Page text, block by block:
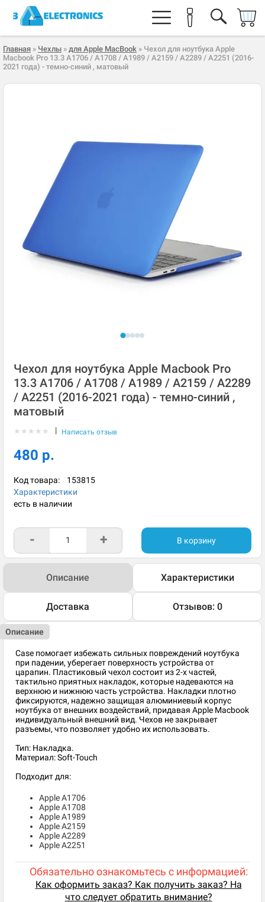
Главная » Чехлы » для Apple MacBook » Чехол для ноутбука Apple
Macbook Pro 13.3 A1706 / A1708 / A1989 / A2159 / A2289 / A2251 (2016-
2021 года) - темно-синий , матовый
Чехол для ноутбука Apple Macbook Pro
13.3 A1706 / A1708 / A1989 / A2159 / A2289
/ A2251 (2016-2021 года) - темно-синий ,
матовый
★ ★ ★ ★ ★ | Написать отзыв
480 р.
Код товара: 153815
Характеристики
есть в наличии
- + В корзину
Описание Характеристики
Доставка Отзывов: 0
Описание
Case помогает избежать сильных повреждений ноутбука
при падении, уберегает поверхность устройства от
царапин. Пластиковый чехол состоит из 2-х частей,
тактильно приятных накладок, которые надеваются на
верхнюю и нижнюю часть устройства. Накладки плотно
фиксируются, надежно защищая алюминиевый корпус
ноутбука от внешних воздействий, придавая Apple Macbook
индивидуальный внешний вид. Чехов не закрывает
разъемы, что позволяет удобно их использовать.
Тип: Накладка.
Материал: Soft-Touch
Подходит для:
Apple A1706
Apple A1708
Apple A1989
Apple A2159
Apple A2289
Apple A2251
Обязательно ознакомьтесь с информацией:
Как оформить заказ? Как получить заказ? На
что следует обратить внимание?